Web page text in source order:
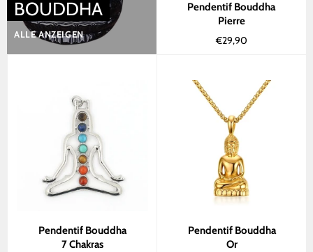
BOUDDHA
ALLE ANZEIGEN
Pendentif Bouddha
Pierre
Normaler
€29,90
Pendentif Bouddha
7 Chakras
Pendentif Bouddha
Or